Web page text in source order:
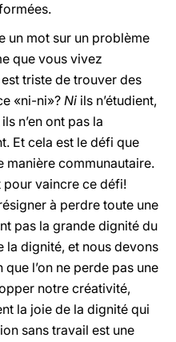
un mot sur un problème
que vous vivez
triste de trouver des
«ni-ni»? Ni ils n’étudient,
n’en ont pas la
Et cela est le défi que
manière communautaire.
pour vaincre ce défi!
à perdre toute une
pas la grande dignité du
la dignité, et nous devons
l’on ne perde pas une
notre créativité,
la joie de la dignité qui
sans travail est une